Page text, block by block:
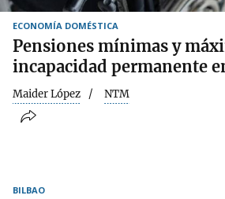
ECONOMÍA DOMÉSTICA
Pensiones mínimas y
incapacidad permanente
Maider López NTM
BILBAO